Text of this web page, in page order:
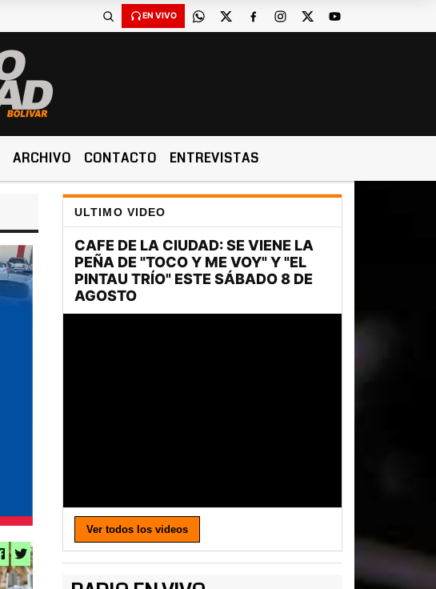
EN VIVO
ARCHIVO CONTACTO ENTREVISTAS
ULTIMO VIDEO
Ver todos los videos